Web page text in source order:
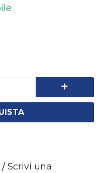
+
/ Scrivi una